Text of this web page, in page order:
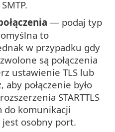
— podaj typ
to
w przypadku gdy
są połączenia
ustawienie TLS lub
aby połączenie było
STARTTLS
do komunikacji
osobny port.